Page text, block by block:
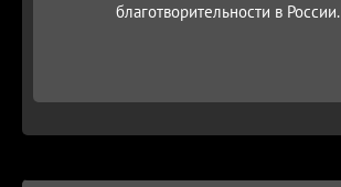
благотворительности в России.